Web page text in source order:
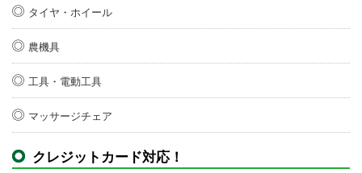
タイヤ・ホイール
農機具
工具・電動工具
マッサージチェア
クレジットカード対応！